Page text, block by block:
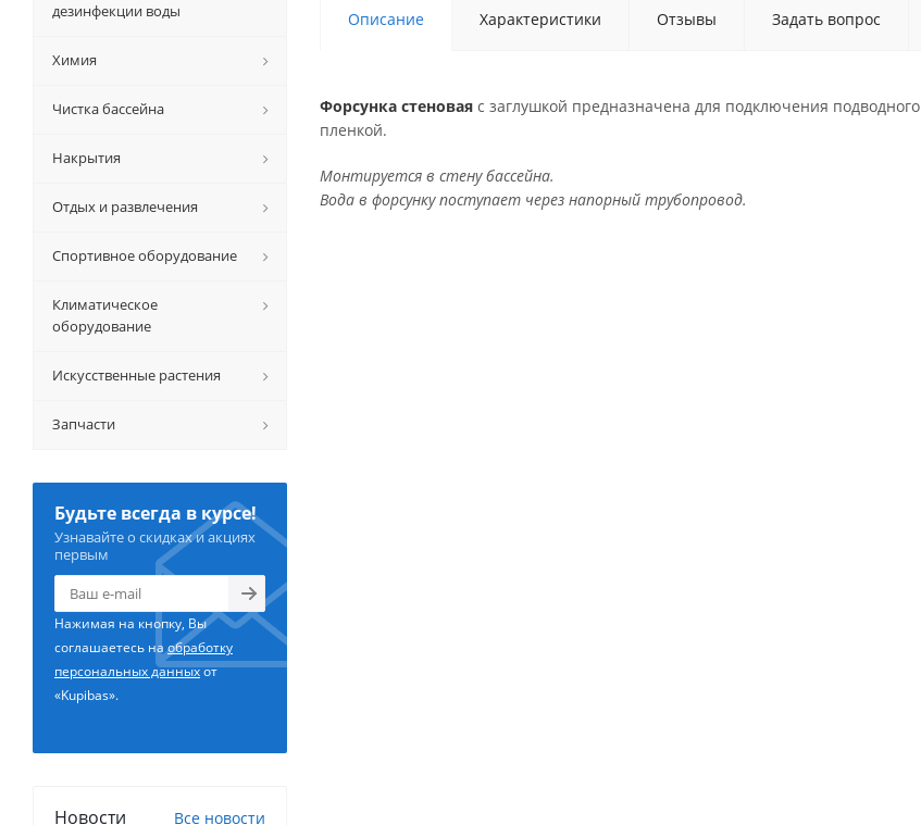
Описание Характеристики Отзывы Задать вопрос
Форсунка стеновая с заглушкой предназначена для подключения подводного
пленкой.
Монтируется в стену бассейна.
Вода в форсунку поступает через напорный трубопровод.
дезинфекции воды
Химия
Чистка бассейна
Накрытия
Отдых и развлечения
Спортивное оборудование
Климатическое
оборудование
Искусственные растения
Запчасти
Будьте всегда в курсе!
Узнавайте о скидках и акциях
первым
Нажимая на кнопку, Вы
соглашаетесь наобработку
персональных данныхот
«Kupibas».
Новости Все новости